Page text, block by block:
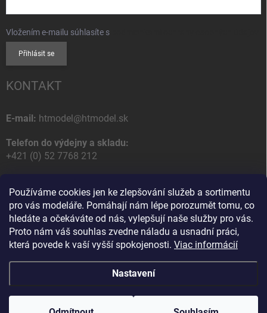
Používáme cookies jen ke zlepšování služeb a sortimentu
pro vás modeláře. Pomáhají nám lépe porozumět tomu, co
hledáte a očekáváte od nás, vylepšují naše služby pro vás.
Proto nám váš souhlas zvedne náladu a usnadní práci,
která povede k vaší vyšší spokojenosti. Viac informácií
Nastavení
Vložením e-mailu súhlasíte s
Přihlásit se
KONTAKT
E-mail: htmodel@htmodel.sk
Telefon do výdejny a skladu:
+421 (0) 52 7768 212
HT model
Na letisko 49
058 01 Poprad
Slovenská Republika
Copyright 2026HT model. Všechna práva vyhrazena.Upravit nastavení